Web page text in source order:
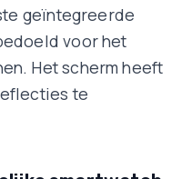
geïntegreerde
voor het
Het scherm heeft
te